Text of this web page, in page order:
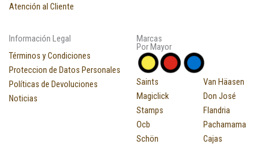
Atención al Cliente
Información Legal
Términos y Condiciones
Proteccion de Datos Personales
Políticas de Devoluciones
Noticias
Marcas
Por Mayor
Saints
Magiclick
Stamps
Ocb
Schön
Van Häasen
Don José
Flandria
Pachamama
Cajas